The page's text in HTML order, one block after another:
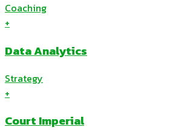
Coaching
+
Data Analytics
Strategy
+
Court Imperial